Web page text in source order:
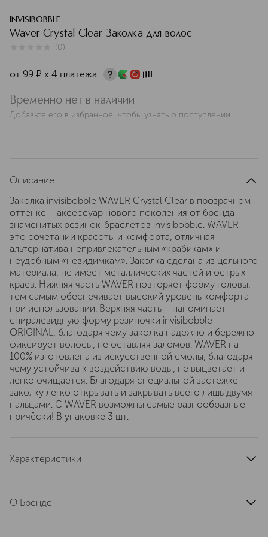
INVISIBOBBLE
Waver Crystal Clear Заколка для волос
(0)
от 99 ¤ х 4 платежа
Временно нет в наличии
Добавьте его в избранное, чтобы узнать о поступлении
Описание
Заколка invisibobble WAVER Crystal Clear в прозрачном
оттенке – аксессуар нового поколения от бренда
знаменитых резинок-браслетов invisibobble. WAVER –
это сочетании красоты и комфорта, отличная
альтернатива непривлекательным «крабикам» и
неудобным «невидимкам». Заколка сделана из цельного
материала, не имеет металлических частей и острых
краев. Нижняя часть WAVER повторяет форму головы,
тем самым обеспечивает высокий уровень комфорта
при использовании. Верхняя часть – напоминает
спиралевидную форму резиночки invisibobble
ORIGINAL, благодаря чему заколка надежно и бережно
фиксирует волосы, не оставляя заломов. WAVER на
100% изготовлена из искусственной смолы, благодаря
чему устойчива к воздействию воды, не выцветает и
легко очищается. Благодаря специальной застежке
заколку легко открывать и закрывать всего лишь двумя
пальцами. С WAVER возможны самые разнообразные
причёски! В упаковке 3 шт.
Характеристики
О Бренде